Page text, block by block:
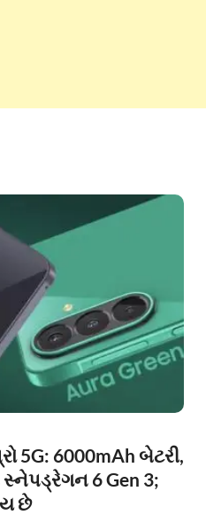
5G: 6000mAh બેટરી,
6 Gen 3;
છે